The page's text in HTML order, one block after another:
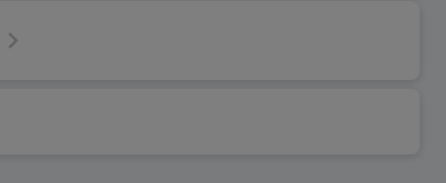
Następna strona